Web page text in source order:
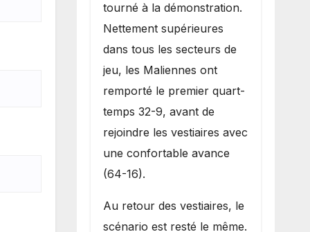
tourné à la démonstration.
Nettement supérieures
dans tous les secteurs de
jeu, les Maliennes ont
remporté le premier quart-
temps 32-9, avant de
rejoindre les vestiaires avec
une confortable avance
(64-16).
Au retour des vestiaires, le
scénario est resté le même.